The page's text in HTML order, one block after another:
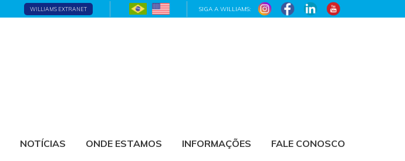
WILLIAMS EXTRANET SIGA A WILLIAMS:
NOTÍCIAS ONDE ESTAMOS INFORMAÇÕES FALE CONOSCO